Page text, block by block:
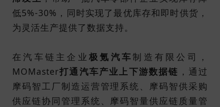
低5%-30%，同时实现了最优库存和即时供货，
为灵活生产提供了数据支持。
在汽车链主企业极氪汽车制造有限公司，
MOMaster打通汽车产业上下游数据链 ，通过
摩码智工厂制造运营管理系统、摩码智供采购
供应链协同管理系统、摩码智量供应链质量管